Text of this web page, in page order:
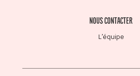
NOUS CONTACTER
L’équipe